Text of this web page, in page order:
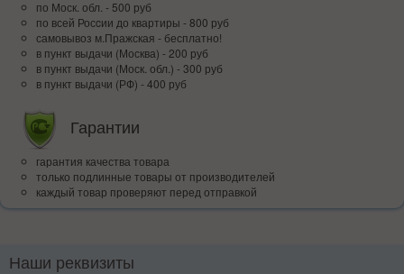
по Моск. обл. - 500 руб
по всей Росcии до квартиры - 800 руб
самовывоз м.Пражская - бесплатно!
в пункт выдачи (Москва) - 200 руб
в пункт выдачи (Моск. обл.) - 300 руб
в пункт выдачи (РФ) - 400 руб
Гарантии
гарантия качества товара
только подлинные товары от производителей
каждый товар проверяют перед отправкой
Наши реквизиты